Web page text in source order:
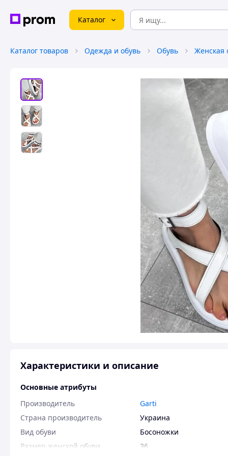
Каталог
Каталог товаров Одежда и обувь Обувь Женская
Характеристики и описание
Основные атрибуты
Производитель
Garti
Страна производитель
Украина
Вид обуви
Босоножки
Размер женской обуви
36